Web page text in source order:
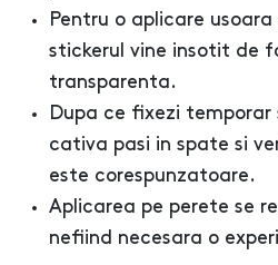
Pentru o aplicare
stickerul vine insotit de
transparenta.
Dupa ce fixezi
cativa pasi in spate si
este corespunzatoare.
Aplicarea pe perete se
nefiind necesara o